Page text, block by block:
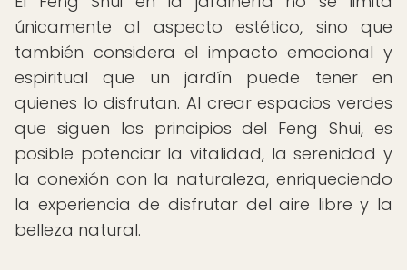
únicamente al aspecto estético, sino que
también considera el impacto emocional y
espiritual que un jardín puede tener en
quienes lo disfrutan. Al crear espacios verdes
que siguen los principios del Feng Shui, es
posible potenciar la vitalidad, la serenidad y
la conexión con la naturaleza, enriqueciendo
la experiencia de disfrutar del aire libre y la
belleza natural.